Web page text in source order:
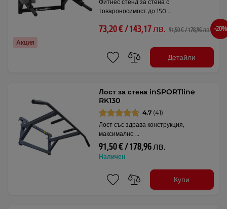
Акция
Фитнес стенд за стена с
товароносимост до 150 …
73,20 € / 143,17 лв. 91,50 € / 178,96 лв. -20%
Детайли
Лост за стена inSPORTline
RK130
4.7 (41)
Лост със здрава конструкция,
максимално …
91,50 € / 178,96 лв.
Наличен
Купи